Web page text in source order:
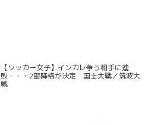
【ソッカー女子】インカレ争う相手に連
敗・・・2部降格が決定 国士大戦／筑波大
戦